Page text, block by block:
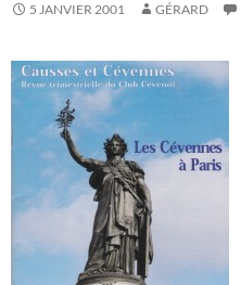
5 JANVIER 2001 GÉRARD